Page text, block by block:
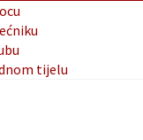
tijelu